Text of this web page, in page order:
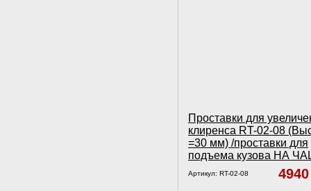
Проставки для
клиренса RT-02-08
=30 мм) /проставки для
подъема кузова НА
Артикул: RT-02-08